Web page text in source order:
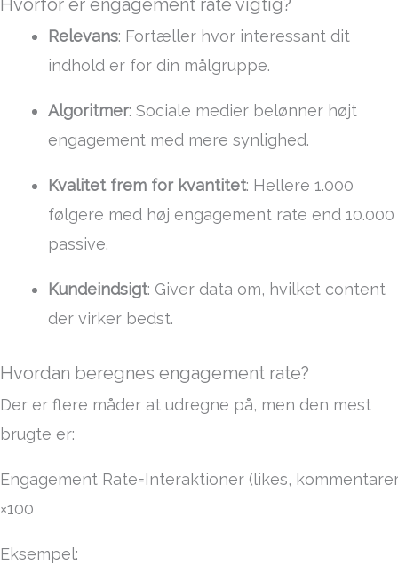
Hvorfor er engagement rate vigtig?
Relevans: Fortæller hvor interessant dit
indhold er for din målgruppe.
Algoritmer: Sociale medier belønner højt
engagement med mere synlighed.
Kvalitet frem for kvantitet: Hellere 1.000
følgere med høj engagement rate end 10.000
passive.
Kundeindsigt: Giver data om, hvilket content
der virker bedst.
Hvordan beregnes engagement rate?
Der er flere måder at udregne på, men den mest
brugte er:
Engagement Rate=Interaktioner (likes,
×100
Eksempel: